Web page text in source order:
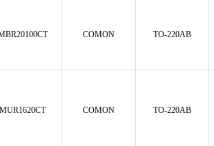
COMON TO-220AB
MUR1620CT COMON TO-220AB